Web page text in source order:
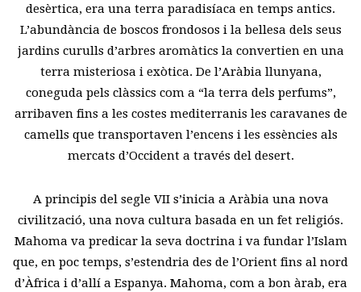
desèrtica, era una terra paradisíaca en temps antics.
L’abundància de boscos frondosos i la bellesa dels seus
jardins curulls d’arbres aromàtics la convertien en una
terra misteriosa i exòtica. De l’Aràbia llunyana,
coneguda pels clàssics com a “la terra dels perfums”,
arribaven fins a les costes mediterranis les caravanes de
camells que transportaven l’encens i les essències als
mercats d’Occident a través del desert.
A principis del segle VII s’inicia a Aràbia una nova
civilització, una nova cultura basada en un fet religiós.
Mahoma va predicar la seva doctrina i va fundar l’Islam
que, en poc temps, s’estendria des de l’Orient fins al nord
d’Àfrica i d’allí a Espanya. Mahoma, com a bon àrab, era